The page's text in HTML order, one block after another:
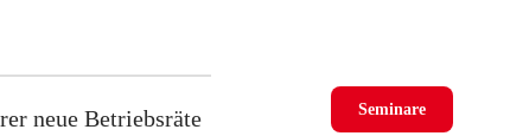
neue Betriebsräte Seminare